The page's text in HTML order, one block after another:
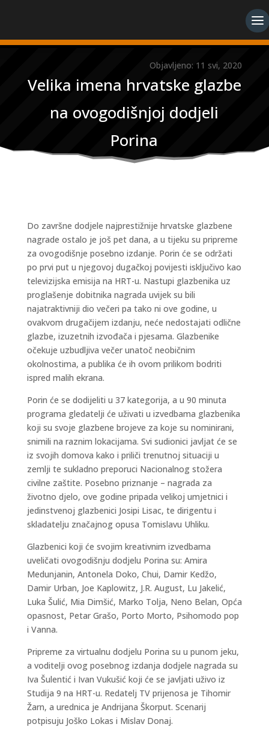
Objavljeno: 11 svi, 2020
Velika imena hrvatske glazbe
na ovogodišnjoj dodjeli
Porina
Do završne dodjele najprestižnije hrvatske glazbene
nagrade ostalo je još pet dana, a u tijeku su pripreme
za ovogodišnje posebno izdanje. Porin će se održati
po prvi put u njegovoj dugačkoj povijesti isključivo kao
televizijska emisija na HRT-u. Nastupi glazbenika uz
proglašenje dobitnika nagrada uvijek su bili
najatraktivniji dio večeri pa tako ni ove godine, u
ovakvom drugačijem izdanju, neće nedostajati odlične
glazbe, izuzetnih izvođača i pjesama. Glazbenike
očekuje uzbudljiva večer unatoč neobičnim
okolnostima, a publika će ih ovom prilikom bodriti
ispred malih ekrana.
Porin će se dodijeliti u 37 kategorija, a u 90 minuta
programa gledatelji će uživati u izvedbama glazbenika
koji su svoje glazbene brojeve za koje su nominirani,
snimili na raznim lokacijama. Svi sudionici javljat će se
iz svojih domova kako i priliči trenutnoj situaciji u
zemlji te sukladno preporuci Nacionalnog stožera
civilne zaštite. Posebno priznanje – nagrada za
životno djelo, ove godine pripada velikoj umjetnici i
jedinstvenoj glazbenici Josipi Lisac, te dirigentu i
skladatelju značajnog opusa Tomislavu Uhliku.
Glazbenici koji će svojim kreativnim izvedbama
uveličati ovogodišnju dodjelu Porina su: Amira
Medunjanin, Antonela Doko, Chui, Damir Kedžo,
Damir Urban, Joe Kaplowitz, J.R. August, Lu Jakelić,
Luka Šulić, Mia Dimšić, Marko Tolja, Neno Belan, Opća
opasnost, Petar Grašo, Porto Morto, Psihomodo pop
i Vanna.
Pripreme za virtualnu dodjelu Porina su u punom jeku,
a voditelji ovog posebnog izdanja dodjele nagrada su
Iva Šulentić i Ivan Vukušić koji će se javljati uživo iz
Studija 9 na HRT-u. Redatelj TV prijenosa je Tihomir
Žarn, a urednica je Andrijana Škorput. Scenarij
potpisuju Joško Lokas i Mislav Donaj.